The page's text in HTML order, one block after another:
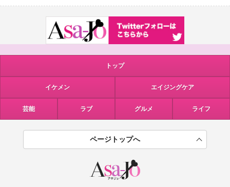
トップ
イケメン エイジングケア
芸能 ラブ グルメ ライフ
ページトップへ